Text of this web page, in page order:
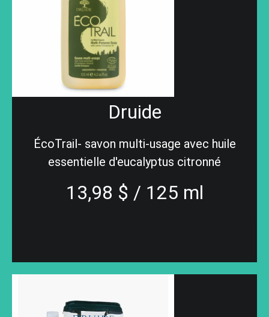
Druide
ÉcoTrail- savon multi-usage avec huile
essentielle d'eucalyptus citronné
13,98 $ / 125 ml